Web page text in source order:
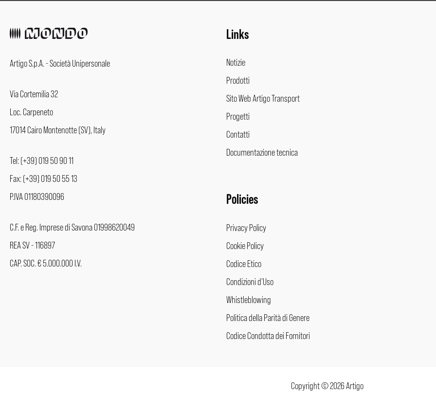
Artigo S.p.A. - Società Unipersonale
Via Cortemilia 32
Loc. Carpeneto
17014 Cairo Montenotte (SV), Italy
Tel: (+39) 019 50 90 11
Fax: (+39) 019 50 55 13
P.IVA 01180390096
C.F. e Reg. Imprese di Savona 01998620049
REA SV - 116897
CAP. SOC. € 5.000.000 I.V.
Links
Notizie
Prodotti
Sito Web Artigo Transport
Progetti
Contatti
Documentazione tecnica
Policies
Privacy Policy
Cookie Policy
Codice Etico
Condizioni d’Uso
Whistleblowing
Politica della Parità di Genere
Codice Condotta dei Fornitori
Copyright © 2026 Artigo